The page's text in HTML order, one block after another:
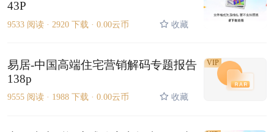
43P
9533 阅读 · 2920 下载 · 0.00云币 收藏
易居-中国高端住宅营销解码专题报告
138p
9555 阅读 · 1988 下载 · 0.00云币 收藏
VIP